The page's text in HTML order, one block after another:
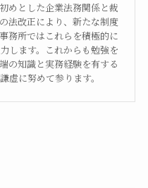
い合わせ
めとした企業法務関係と裁
法改正により、新たな制度
務所ではこれらを積極的に
します。これからも勉強を
の知識と実務経験を有する
虚に努めて参ります。